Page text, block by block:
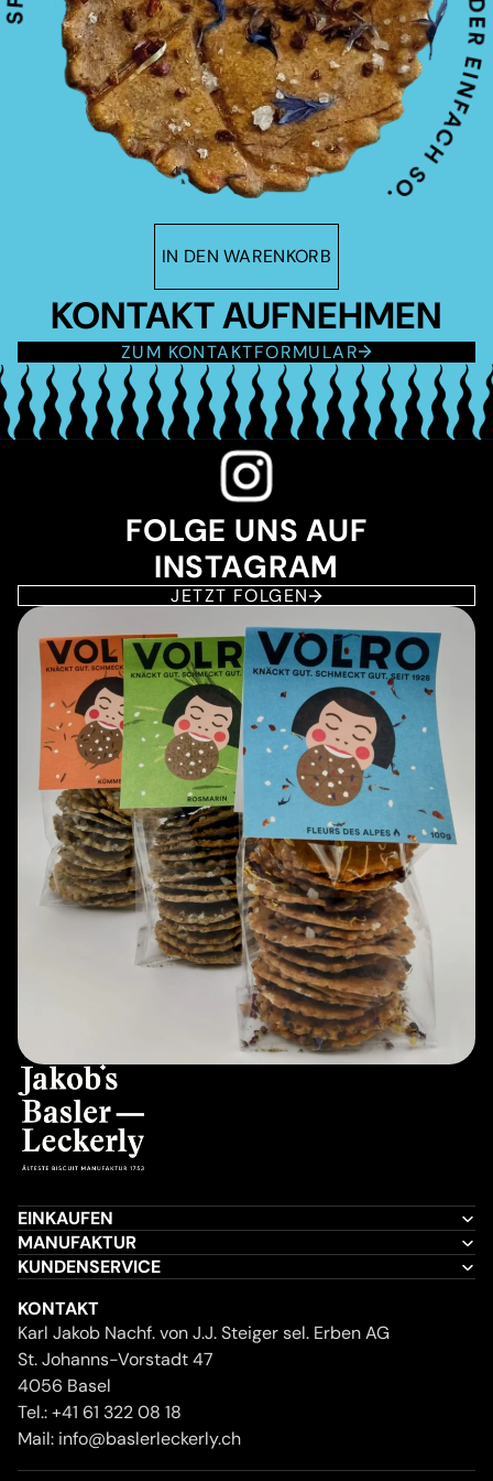
IN DEN WARENKORB
KONTAKT AUFNEHMEN
ZUM KONTAKTFORMULAR
FOLGE UNS AUF
INSTAGRAM
JETZT FOLGEN
EINKAUFEN
MANUFAKTUR
KUNDENSERVICE
KONTAKT
Karl Jakob Nachf. von J.J. Steiger sel. Erben AG
St. Johanns-Vorstadt 47
4056 Basel
Tel.:+41 61 322 08 18
Mail: info@baslerleckerly.ch